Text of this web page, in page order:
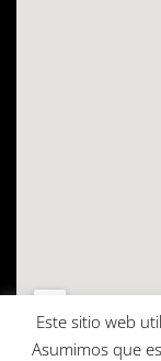
Este sitio web
Asumimos que